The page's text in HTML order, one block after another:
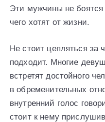
Эти мужчины не боятся
чего хотят от жизни.
Не стоит цепляться за
подходит. Многие
встретят достойного
в обременительных
внутренний голос
стоит к нему